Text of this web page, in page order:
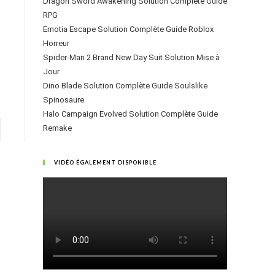
RPG
Emotia Escape Solution Complète Guide Roblox
Horreur
Spider-Man 2 Brand New Day Suit Solution Mise à
Jour
Dino Blade Solution Complète Guide Soulslike
Spinosaure
Halo Campaign Evolved Solution Complète Guide
Remake
VIDÉO ÉGALEMENT DISPONIBLE